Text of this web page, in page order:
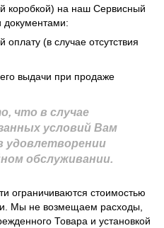
коробкой) на наш Сервисный
(в случае отсутствия
выдачи при продаже
что в случае
условий Вам
обслуживании.
ограничиваются стоимостью
Мы не возмещаем расходы,
Товара и установкой